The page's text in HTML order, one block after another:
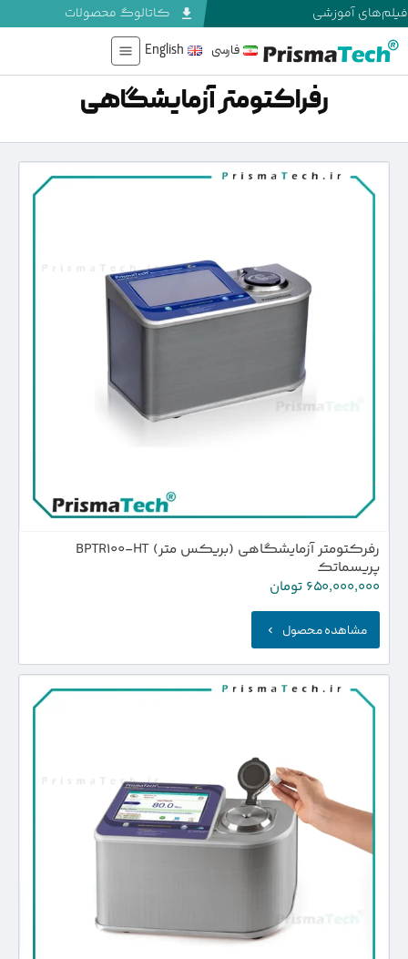
فیلم‌های آموزشی
کاتالوگ محصولات
فارسی
English
رفراکتومتر آزمایشگاهی
رفرکتومتر آزمایشگاهی (بریکس متر) BPTR100-HT
پریسماتک
650,000,000 تومان
مشاهده محصول